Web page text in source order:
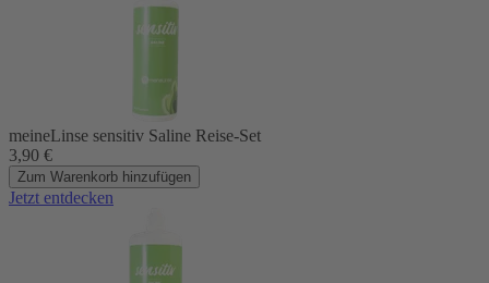
meineLinse sensitiv Saline Reise-Set
3,90 €
Zum Warenkorb hinzufügen
Jetzt entdecken